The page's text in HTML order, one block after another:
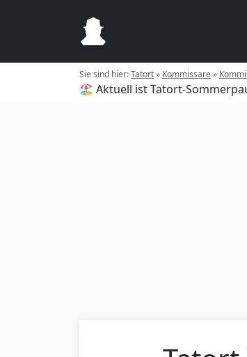
Sie sind hier:Tatort» Kommissare»
🏖️ Aktuell ist Tatort-